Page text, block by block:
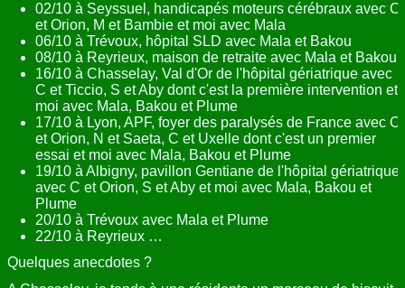
02/10 à Seyssuel, handicapés moteurs cérébraux avec C
et Orion, M et Bambie et moi avec Mala
06/10 à Trévoux, hôpital SLD avec Mala et Bakou
08/10 à Reyrieux, maison de retraite avec Mala et Bakou
16/10 à Chasselay, Val d'Or de l'hôpital gériatrique avec
C et Ticcio, S et Aby dont c'est la première intervention et
moi avec Mala, Bakou et Plume
17/10 à Lyon, APF, foyer des paralysés de France avec C
et Orion, N et Saeta, C et Uxelle dont c'est un premier
essai et moi avec Mala, Bakou et Plume
19/10 à Albigny, pavillon Gentiane de l'hôpital gériatrique
avec C et Orion, S et Aby et moi avec Mala, Bakou et
Plume
20/10 à Trévoux avec Mala et Plume
22/10 à Reyrieux …
Quelques anecdotes ?